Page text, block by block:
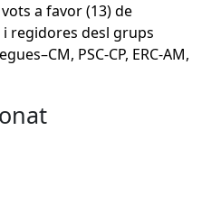
a favor (13) de
i regidores desl grups
PSC-CP, ERC-AM,